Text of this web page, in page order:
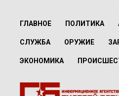
ГЛАВНОЕ ПОЛИТИКА
СЛУЖБА ОРУЖИЕ
ЭКОНОМИКА